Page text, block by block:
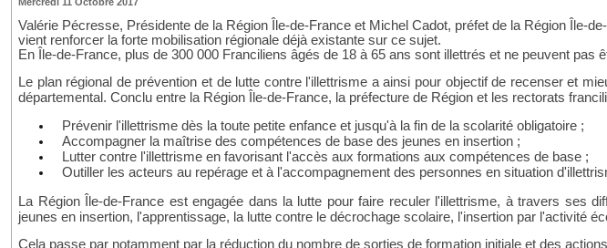
Valérie Pécresse, Présidente de la Région Île-de-France et Michel Cadot, préfet de la Région
Île-
vient renforcer la forte mobilisation régionaledéjà existante sur ce sujet.
En Île-de-France, plus de 300 000 Franciliens âgés de 18 à 65 ans sont illettrés et ne peuvent pas
Le plan régional de prévention et de lutte contre l'illettrisme aainsi pour objectif de recenser et
départemental. Conclu entre la Région Île-de-France, la préfecture de Région et les rectorats
Prévenir l'illettrisme dès la toute petite enfance et jusqu'à la fin de la scolarité obligatoire ;
Accompagner la maîtrise des compétences de base des jeunes en insertion ;
Lutter contre l'illettrisme en favorisant l'accès aux formations aux compétences de base ;
Outiller les acteurs au repérage et à l'accompagnement des personnes en situation d'
La Région Île-de-France est engagée dans la lutte pour faire reculer l'illettrisme, à travers ses
jeunes en insertion, l'apprentissage, la lutte contre le décrochage scolaire, l'insertion par l'activité
Cela passe par notamment par la réduction du nombre de sorties de formation initiale et des